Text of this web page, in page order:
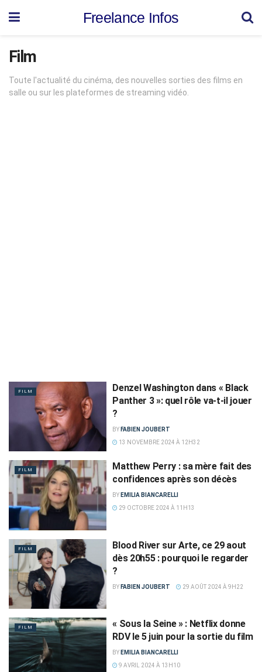
Freelance Infos
Film
Toute l'actualité du cinéma, des nouvelles sorties des films en
salle ou sur les plateformes de streaming vidéo.
FILM
Denzel Washington dans « Black
Panther 3 »: quel rôle va-t-il jouer
?
BY FABIEN JOUBERT
13 NOVEMBRE 2024 À 12H32
FILM
Matthew Perry : sa mère fait des
confidences après son décès
BY EMILIA BIANCARELLI
29 OCTOBRE 2024 À 11H13
FILM
Blood River sur Arte, ce 29 aout
dès 20h55 : pourquoi le regarder
?
BY FABIEN JOUBERT 29 AOÛT 2024 À 9H22
FILM
« Sous la Seine » : Netflix donne
RDV le 5 juin pour la sortie du film
BY EMILIA BIANCARELLI
9 AVRIL 2024 À 13H10